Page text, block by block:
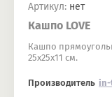
Артикул: нет
Кашпо LOVE
Кашпо
25х25х11 см.
Производитель in-